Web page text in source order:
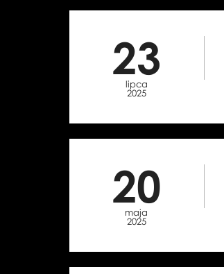
23
lipca
2025
20
maja
2025